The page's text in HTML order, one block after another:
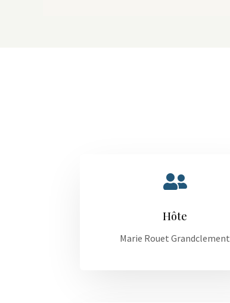

Hôte
Marie Rouet Grandclement